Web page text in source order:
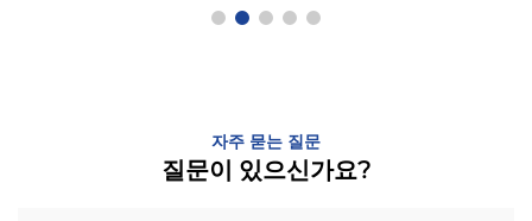
자주 묻는 질문
질문이 있으신가요?